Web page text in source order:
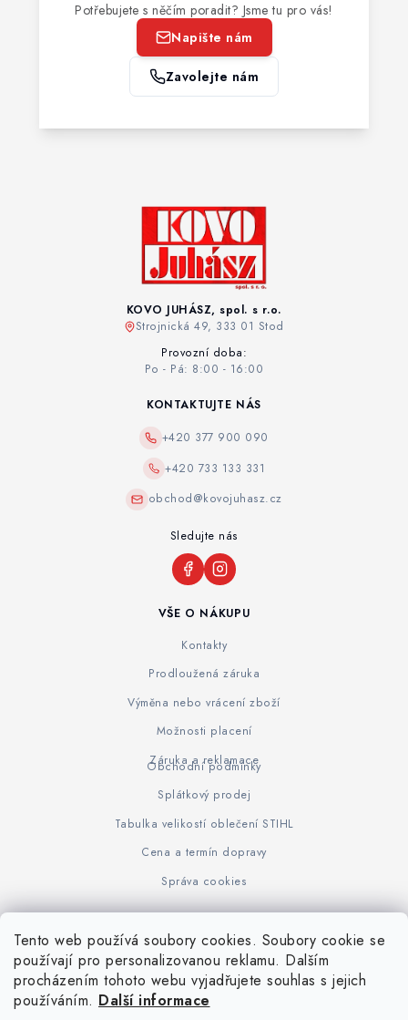
Tento web používá soubory cookies. Soubory cookie se
používají pro personalizovanou reklamu. Dalším
procházením tohoto webu vyjadřujete souhlas s jejich
používáním. Další informace
Potřebujete s něčím poradit? Jsme tu pro vás!
Napište nám
Zavolejte nám
KOVO JUHÁSZ, spol. s r.o.
Strojnická 49, 333 01 Stod
Provozní doba:
Po - Pá: 8:00 - 16:00
VŠE O NÁKUPU
Kontakty
Prodloužená záruka
Výměna nebo vrácení zboží
Možnosti placení
Záruka a reklamace
Obchodní podmínky
Splátkový prodej
Tabulka velikostí oblečení STIHL
Cena a termín dopravy
Správa cookies
KONTAKTUJTE NÁS
+420 377 900 090
+420 733 133 331
obchod@kovojuhasz.cz
Sledujte nás
www.KOVOJUHASZ.cz Výrobce STIHL STIHL Timbersport